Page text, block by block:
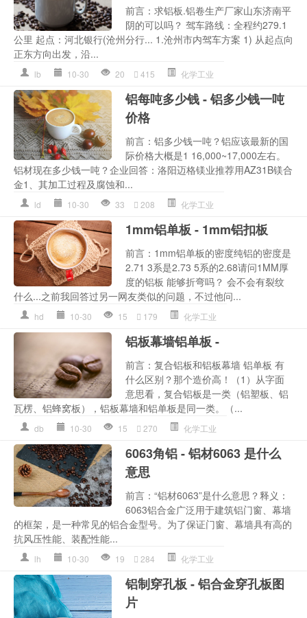
前言：求铝板.铝卷生产厂家山东济南平
阴的可以吗？ 驾车路线：全程约279.1
公里 起点：河北银行(沧州分行... 1.沧州市内驾车方案 1) 从起点向
正东方向出发，沿...
lb 10-30 20 415 化学工业
铝每吨多少钱 - 铝多少钱一吨
价格
前言：铝多少钱一吨？铝应该最新的国
际价格大概是1 16,000~17,000左右。
铝材现在多少钱一吨？企业回答：洛阳迈格镁业推荐用AZ31B镁合
金1、其加工过程及腐蚀和...
ld 10-30 33 208 化学工业
1mm铝单板 - 1mm铝扣板
前言：1mm铝单板的密度纯铝的密度是
2.71 3系是2.73 5系的2.68请问1MM厚
度的铝板 能够折弯吗？ 会不会有裂纹
什么...之前我回答过另一网友类似的问题，不过他问...
hd 10-30 15 179 化学工业
铝板幕墙铝单板 -
前言：复合铝板和铝板幕墙 铝单板 有
什么区别？那个造价高！（1）从字面
意思看，复合铝板是一类（铝塑板、铝
瓦楞、铝蜂窝板），铝板幕墙和铝单板是同一类。（...
db 10-30 15 270 化学工业
6063角铝 - 铝材6063 是什么
意思
前言：“铝材6063”是什么意思？释义：
6063铝合金广泛用于建筑铝门窗、幕墙
的框架，是一种常见的铝合金型号。为了保证门窗、幕墙具有高的
抗风压性能、装配性能...
lh 10-30 19 284 化学工业
铝制穿孔板 - 铝合金穿孔板图
片